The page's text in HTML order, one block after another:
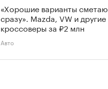
«Хорошие варианты
сразу». Mazda, VW и другие
кроссоверы за ₽2 млн
Авто